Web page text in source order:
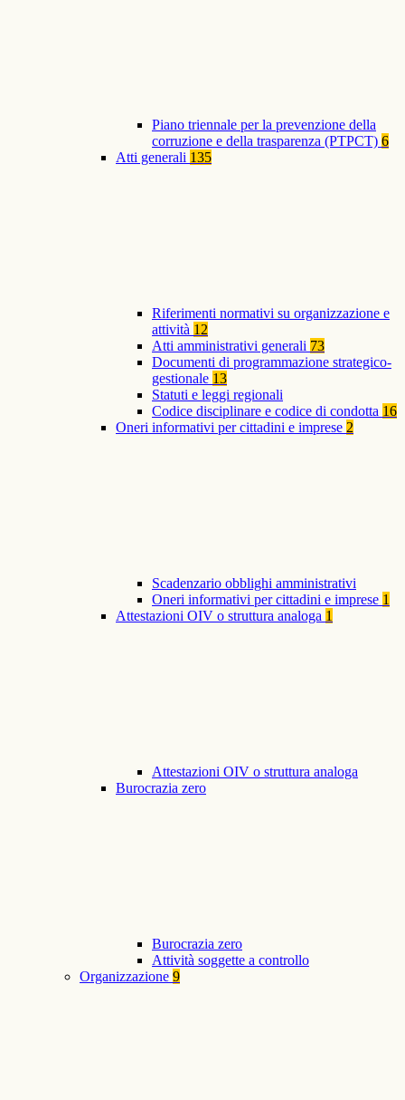
Piano triennale per la prevenzione della
corruzione e della trasparenza (PTPCT) 6
Atti generali 135
Riferimenti normativi su organizzazione e
attività 12
Atti amministrativi generali 73
Documenti di programmazione strategico-
gestionale 13
Statuti e leggi regionali
Codice disciplinare e codice di condotta 16
Oneri informativi per cittadini e imprese 2
Scadenzario obblighi amministrativi
Oneri informativi per cittadini e imprese 1
Attestazioni OIV o struttura analoga 1
Attestazioni OIV o struttura analoga
Burocrazia zero
Burocrazia zero
Attività soggette a controllo
Organizzazione 9